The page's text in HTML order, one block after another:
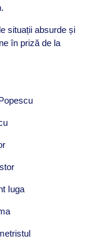
situații absurde și
în priză de la
Iuga